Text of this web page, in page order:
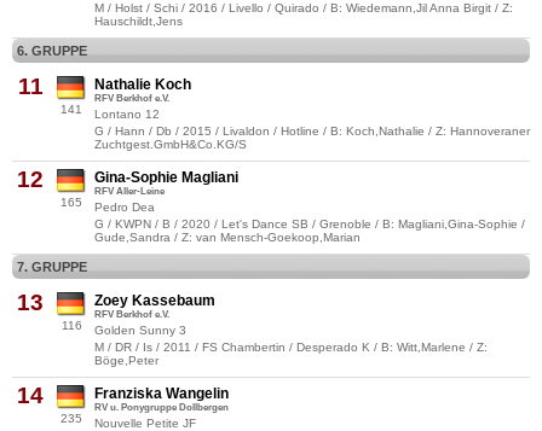
M / Holst / Schi / 2016 / Livello / Quirado / B: Wiedemann,Jil Anna Birgit / Z:
Hauschildt,Jens
6. GRUPPE
11
141
Nathalie Koch
RFV Berkhof e.V.
Lontano 12
G / Hann / Db / 2015 / Livaldon / Hotline / B: Koch,Nathalie / Z: Hannoveraner
Zuchtgest.GmbH&Co.KG/S
12
165
Gina-Sophie Magliani
RFV Aller-Leine
Pedro Dea
G / KWPN / B / 2020 / Let's Dance SB / Grenoble / B: Magliani,Gina-Sophie /
Gude,Sandra / Z: van Mensch-Goekoop,Marian
7. GRUPPE
13
116
Zoey Kassebaum
RFV Berkhof e.V.
Golden Sunny 3
M / DR / Is / 2011 / FS Chambertin / Desperado K / B: Witt,Marlene / Z:
Böge,Peter
14
235
Franziska Wangelin
RV u. Ponygruppe Dollbergen
Nouvelle Petite JF